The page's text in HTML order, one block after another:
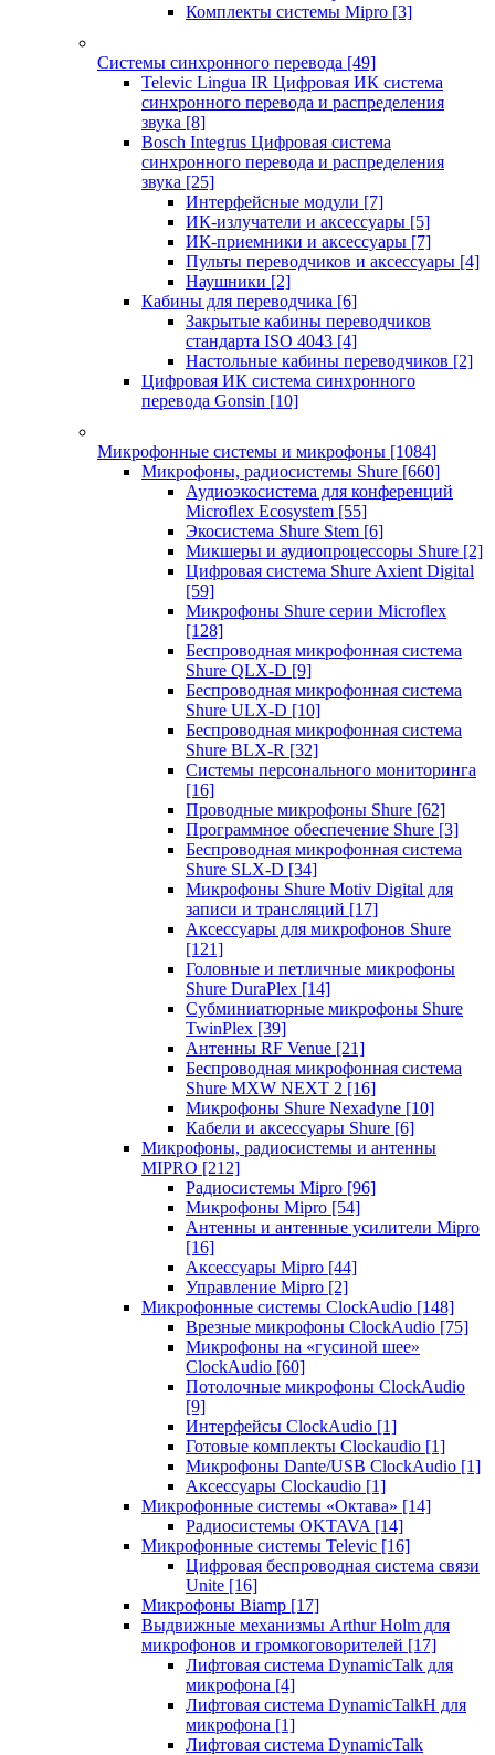
Комплекты системы Mipro [3]
Системы синхронного перевода [49]
Televic Lingua IR Цифровая ИК система
синхронного перевода и распределения
звука [8]
Bosch Integrus Цифровая система
синхронного перевода и распределения
звука [25]
Интерфейсные модули [7]
ИК-излучатели и аксессуары [5]
ИК-приемники и аксессуары [7]
Пульты переводчиков и аксессуары [4]
Наушники [2]
Кабины для переводчика [6]
Закрытые кабины переводчиков
стандарта ISO 4043 [4]
Настольные кабины переводчиков [2]
Цифровая ИК система синхронного
перевода Gonsin [10]
Микрофонные системы и микрофоны [1084]
Микрофоны, радиосистемы Shure [660]
Аудиоэкосистема для конференций
Microflex Ecosystem [55]
Экосистема Shure Stem [6]
Микшеры и аудиопроцессоры Shure [2]
Цифровая система Shure Axient Digital
[59]
Микрофоны Shure серии Microflex
[128]
Беспроводная микрофонная система
Shure QLX-D [9]
Беспроводная микрофонная система
Shure ULX-D [10]
Беспроводная микрофонная система
Shure BLX-R [32]
Системы персонального мониторинга
[16]
Проводные микрофоны Shure [62]
Программное обеспечение Shure [3]
Беспроводная микрофонная система
Shure SLX-D [34]
Микрофоны Shure Motiv Digital для
записи и трансляций [17]
Аксессуары для микрофонов Shure
[121]
Головные и петличные микрофоны
Shure DuraPlex [14]
Субминиатюрные микрофоны Shure
TwinPlex [39]
Антенны RF Venue [21]
Беспроводная микрофонная система
Shure MXW NEXT 2 [16]
Микрофоны Shure Nexadyne [10]
Кабели и аксессуары Shure [6]
Микрофоны, радиосистемы и антенны
MIPRO [212]
Радиосистемы Mipro [96]
Микрофоны Mipro [54]
Антенны и антенные усилители Mipro
[16]
Аксессуары Mipro [44]
Управление Mipro [2]
Микрофонные системы ClockAudio [148]
Врезные микрофоны ClockAudio [75]
Микрофоны на «гусиной шее»
ClockAudio [60]
Потолочные микрофоны ClockAudio
[9]
Интерфейсы ClockAudio [1]
Готовые комплекты Clockaudio [1]
Микрофоны Dante/USB ClockAudio [1]
Аксессуары Clockaudio [1]
Микрофонные системы «Октава» [14]
Радиосистемы OKTAVA [14]
Микрофонные системы Televic [16]
Цифровая беспроводная система связи
Unite [16]
Микрофоны Biamp [17]
Выдвижные механизмы Arthur Holm для
микрофонов и громкоговорителей [17]
Лифтовая система DynamicTalk для
микрофона [4]
Лифтовая система DynamicTalkH для
микрофона [1]
Лифтовая система DynamicTalk